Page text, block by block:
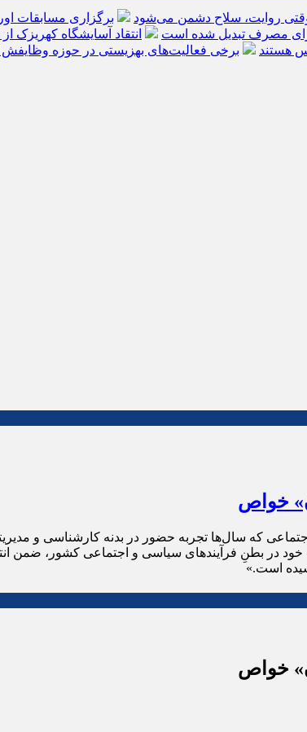
روایت، سلاح دشمن می‌شود
برای مصرف تبدیل شده است انتقاد آسایشگاه کهریزک
هستند
برخی فعالیت‌های بهزیستی در حوزه
خواص
که سال‌ها تجربه حضور در بدنه کارشناسی و
خود در بطنِ فرآیندهای سیاسی و اجتماعی کشور،
است.»
خواص